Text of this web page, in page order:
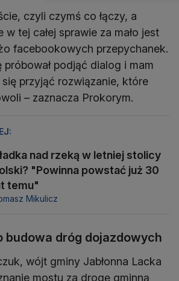
czyli czymś co łączy, a
tej całej sprawie za mało jest
facebookowych przepychanek.
podjąć dialog i mam
przyjąć rozwiązanie, które
– zaznacza Prokorym.
nad rzeką w letniej stolicy
"Powinna powstać już 30
temu"
Mikulicz
budowa dróg dojazdowych
wójt gminy Jabłonna Lacka
mostu za drogę gminną